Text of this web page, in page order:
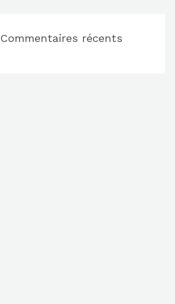
Commentaires récents